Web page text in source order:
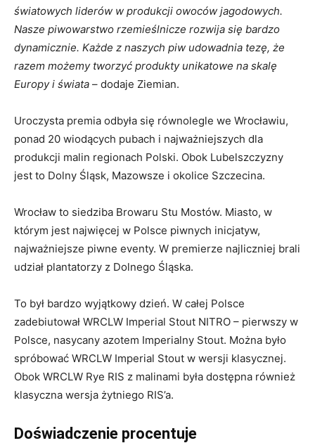
światowych liderów w produkcji owoców jagodowych.
Nasze piwowarstwo rzemieślnicze rozwija się bardzo
dynamicznie. Każde z naszych piw udowadnia tezę, że
razem możemy tworzyć produkty unikatowe na skalę
Europy i świata – dodaje Ziemian.
Uroczysta premia odbyła się równolegle we Wrocławiu,
ponad 20 wiodących pubach i najważniejszych dla
produkcji malin regionach Polski. Obok Lubelszczyzny
jest to Dolny Śląsk, Mazowsze i okolice Szczecina.
Wrocław to siedziba Browaru Stu Mostów. Miasto, w
którym jest najwięcej w Polsce piwnych inicjatyw,
najważniejsze piwne eventy. W premierze najliczniej brali
udział plantatorzy z Dolnego Śląska.
To był bardzo wyjątkowy dzień. W całej Polsce
zadebiutował WRCLW Imperial Stout NITRO – pierwszy w
Polsce, nasycany azotem Imperialny Stout. Można było
spróbować WRCLW Imperial Stout w wersji klasycznej.
Obok WRCLW Rye RIS z malinami była dostępna również
klasyczna wersja żytniego RIS’a.
Doświadczenie procentuje